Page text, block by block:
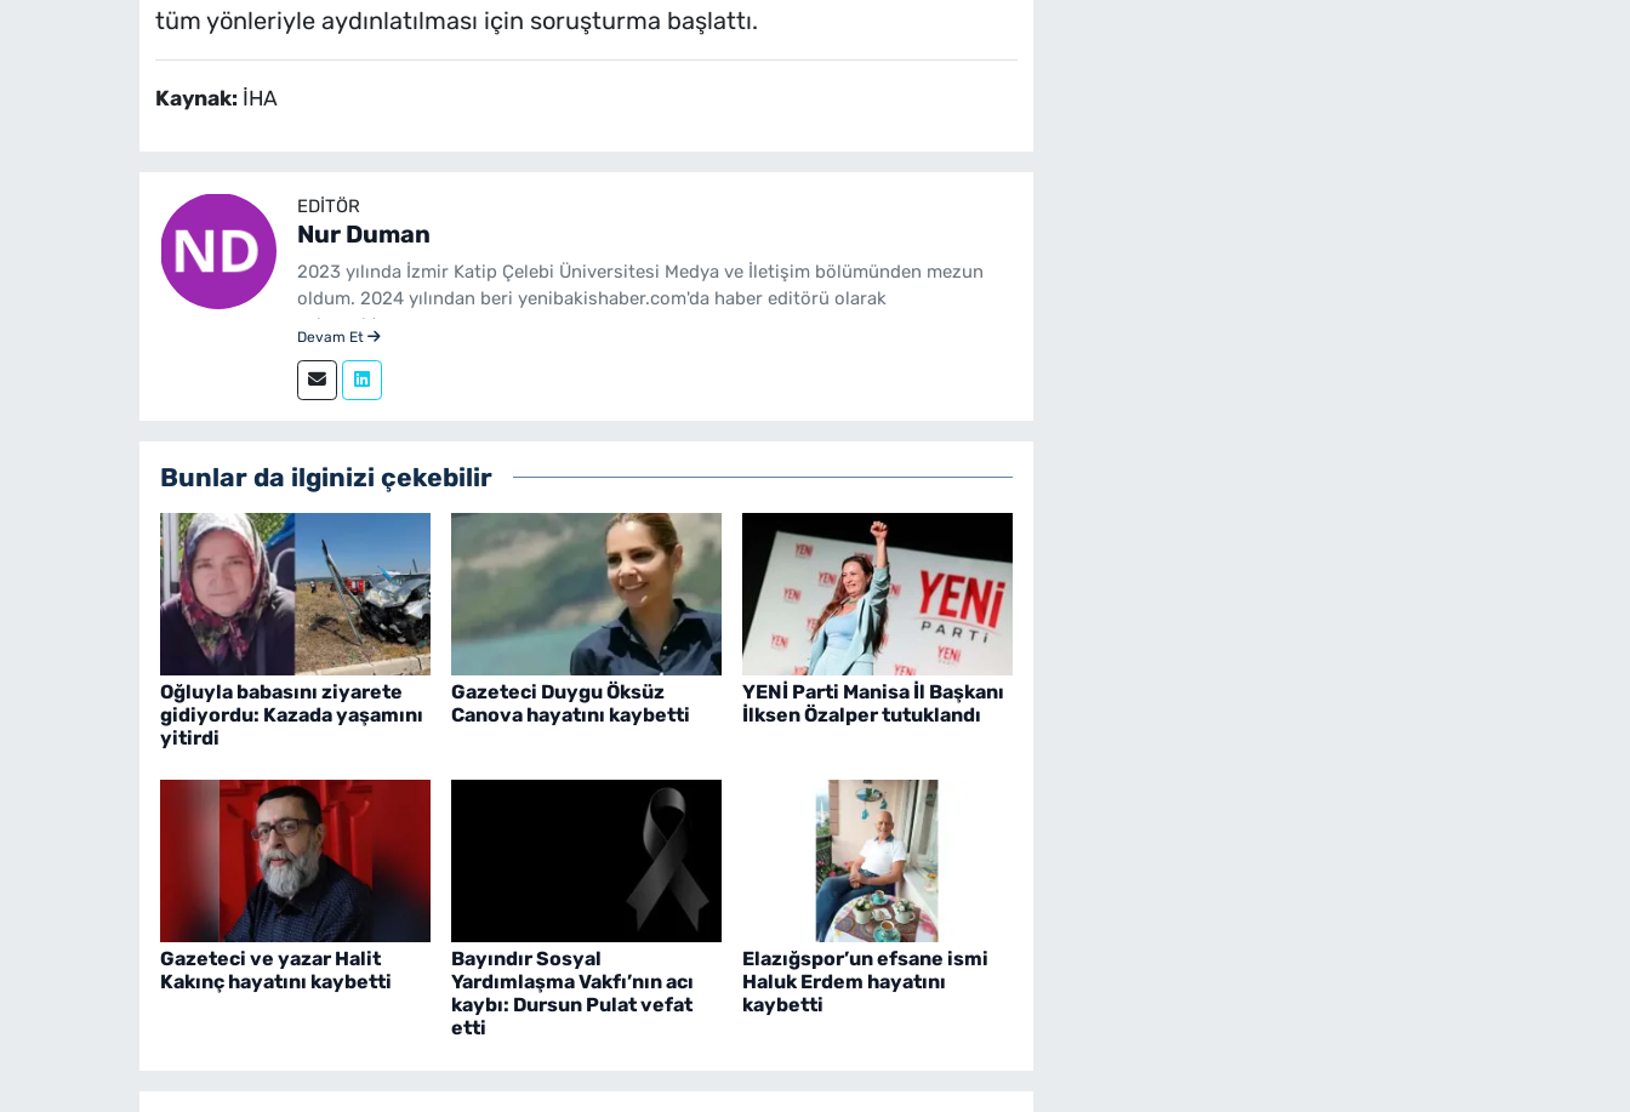
tüm yönleriyle aydınlatılması için soruşturma başlattı.
Kaynak: İHA
EDITÖR
Nur Duman
2023 yılında İzmir Katip Çelebi Üniversitesi Medya ve İletişim bölümünden mezun
oldum. 2024 yılından beri yenibakishaber.com'da haber editörü olarak
çalışmaktayım.
Devam Et
Bunlar da ilginizi çekebilir
Oğluyla babasını ziyarete
gidiyordu: Kazada yaşamını
yitirdi
Gazeteci Duygu Öksüz
Canova hayatını kaybetti
YENİ Parti Manisa İl Başkanı
İlksen Özalper tutuklandı
Gazeteci ve yazar Halit
Kakınç hayatını kaybetti
Bayındır Sosyal
Yardımlaşma Vakfı’nın acı
kaybı: Dursun Pulat vefat
etti
Elazığspor’un efsane ismi
Haluk Erdem hayatını
kaybetti